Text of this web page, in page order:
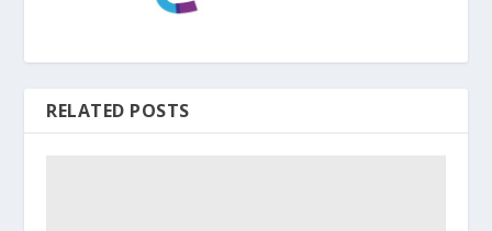
RELATED POSTS